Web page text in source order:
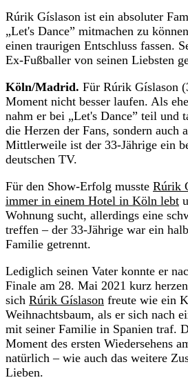
Rúrik Gíslason ist ein absoluter
„Let's Dance” mitmachen zu
einen traurigen Entschluss fassen.
Ex-Fußballer von seinen Liebsten
Köln/Madrid. Für Rúrik Gíslason
Moment nicht besser laufen. Als
nahm er bei „Let's Dance” teil und
die Herzen der Fans, sondern auch
Mittlerweile ist der 33-Jährige ein
deutschen TV.
Für den Show-Erfolg musste Rúrik
immer in einem Hotel in Köln lebt
Wohnung sucht, allerdings eine
treffen – der 33-Jährige war ein
Familie getrennt.
Lediglich seinen Vater konnte er
Finale am 28. Mai 2021 kurz
sich Rúrik Gíslason freute wie ein
Weihnachtsbaum, als er sich nach
mit seiner Familie in Spanien traf.
Moment des ersten Wiedersehens
natürlich – wie auch das weitere
Lieben.